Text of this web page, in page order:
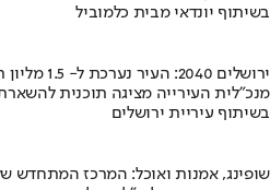
בשיתוף יונדאי מבית כלמוביל
ירושלים 2040: העיר נערכת ל- 1.5 מליון תושבים
מנכ"לית העירייה מציגה תוכנית
בשיתוף עיריית ירושלים
שופינג, אמנות ואוכל: המרכז המתחדש